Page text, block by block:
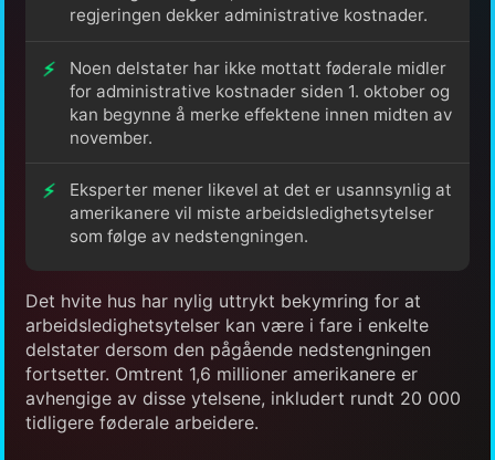
regjeringen dekker administrative kostnader.
Noen delstater har ikke mottatt føderale midler
for administrative kostnader siden 1. oktober og
kan begynne å merke effektene innen midten av
november.
Eksperter mener likevel at det er usannsynlig at
amerikanere vil miste arbeidsledighetsytelser
som følge av nedstengningen.
Det hvite hus har nylig uttrykt bekymring for at
arbeidsledighetsytelser kan være i fare i enkelte
delstater dersom den pågående nedstengningen
fortsetter. Omtrent 1,6 millioner amerikanere er
avhengige av disse ytelsene, inkludert rundt 20 000
tidligere føderale arbeidere.